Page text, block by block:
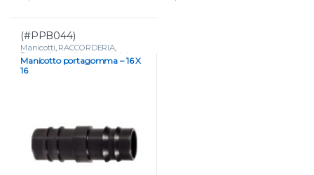
(#PPB044)
Manicotti, RACCORDERIA,
Raccordi a portagomma x tubo
Manicotto portagomma – 16 X
16